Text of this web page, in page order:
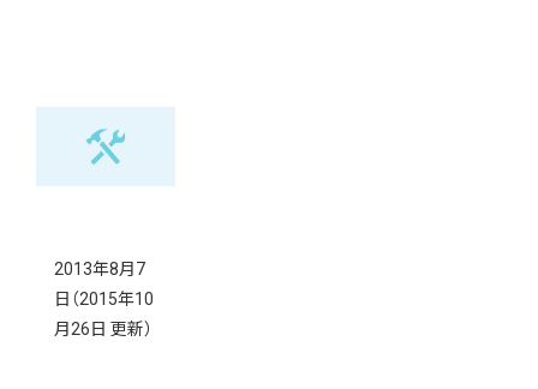
2013年8月7
日 （2015年10
月26日 更新）